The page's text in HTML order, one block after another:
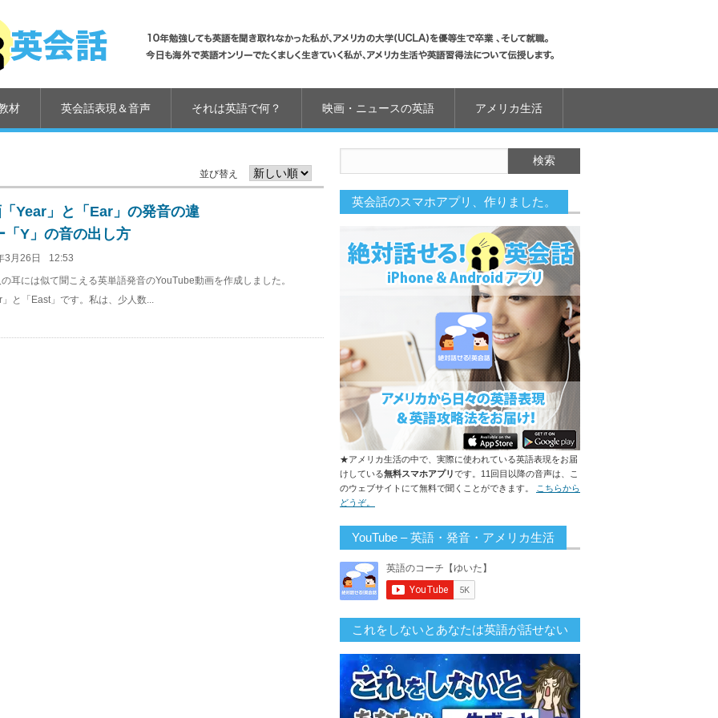
材 英会話表現＆音声 それは英語で何？ 映画・ニュースの英語 アメリカ生活
並び替え
Year」と「Ear」の発音の違
「Y」の音の出し方
3月26日
12:53
の耳には似て聞こえる英単語発音のYouTube動画を作成しました。
」と「East」です。私は、少人数...
英会話のスマホアプリ、作りました。
★アメリカ生活の中で、実際に使われている英語表現をお届
けしている無料スマホアプリです。11回目以降の音声は、こ
のウェブサイトにて無料で聞くことができます。
こちらから
どうぞ。
YouTube – 英語・発音・アメリカ生活
これをしないとあなたは英語が話せない